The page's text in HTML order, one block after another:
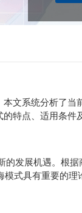
文系统分析了当
特点、适用条件
的发展机遇。根
式具有重要的理